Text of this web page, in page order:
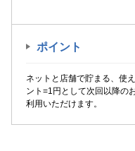
ポイント
ネットと店舗で貯まる、使
ント=1円として次回以降の
利用いただけます。